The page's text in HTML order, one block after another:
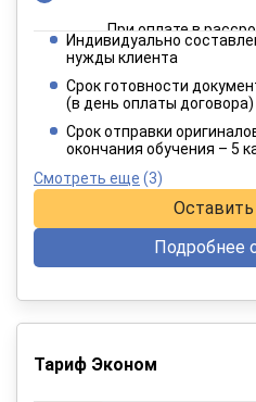
При оплате в
2 840
При оплате в
Индивидуально
нужды клиента
Срок готовности
(в день оплаты договора)
Срок отправки
окончания обучения – 5
Смотреть еще (3)
Оставить
Подробнее
Тариф Эконом